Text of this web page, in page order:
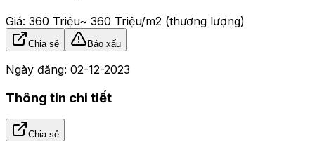
Giá: 360 Triệu~ 360 Triệu/m2 (thương lượng)
Chia sẻ Báo xấu
Ngày đăng: 02-12-2023
Thông tin chi tiết
Chia sẻ